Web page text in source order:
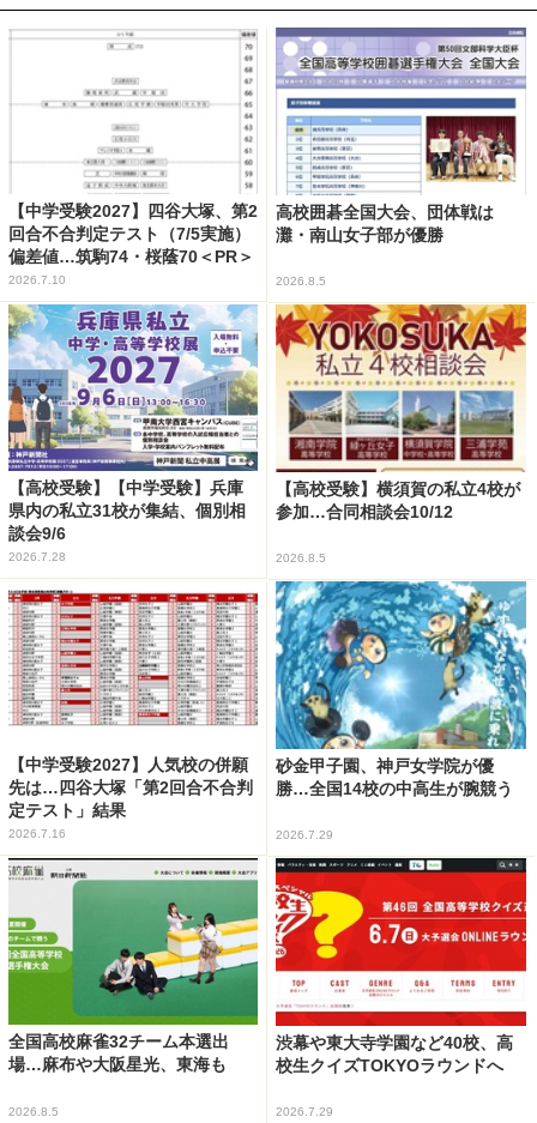
【中学受験2027】四谷大塚、第2
回合不合判定テスト（7/5実施）
偏差値…筑駒74・桜蔭70＜PR＞
2026.7.10
高校囲碁全国大会、団体戦は
灘・南山女子部が優勝
2026.8.5
【高校受験】【中学受験】兵庫
県内の私立31校が集結、個別相
談会9/6
2026.7.28
【高校受験】横須賀の私立4校が
参加…合同相談会10/12
2026.8.5
【中学受験2027】人気校の併願
先は…四谷大塚「第2回合不合判
定テスト」結果
2026.7.16
砂金甲子園、神戸女学院が優
勝…全国14校の中高生が腕競う
2026.7.29
全国高校麻雀32チーム本選出
場…麻布や大阪星光、東海も
2026.8.5
渋幕や東大寺学園など40校、高
校生クイズTOKYOラウンドへ
2026.7.29